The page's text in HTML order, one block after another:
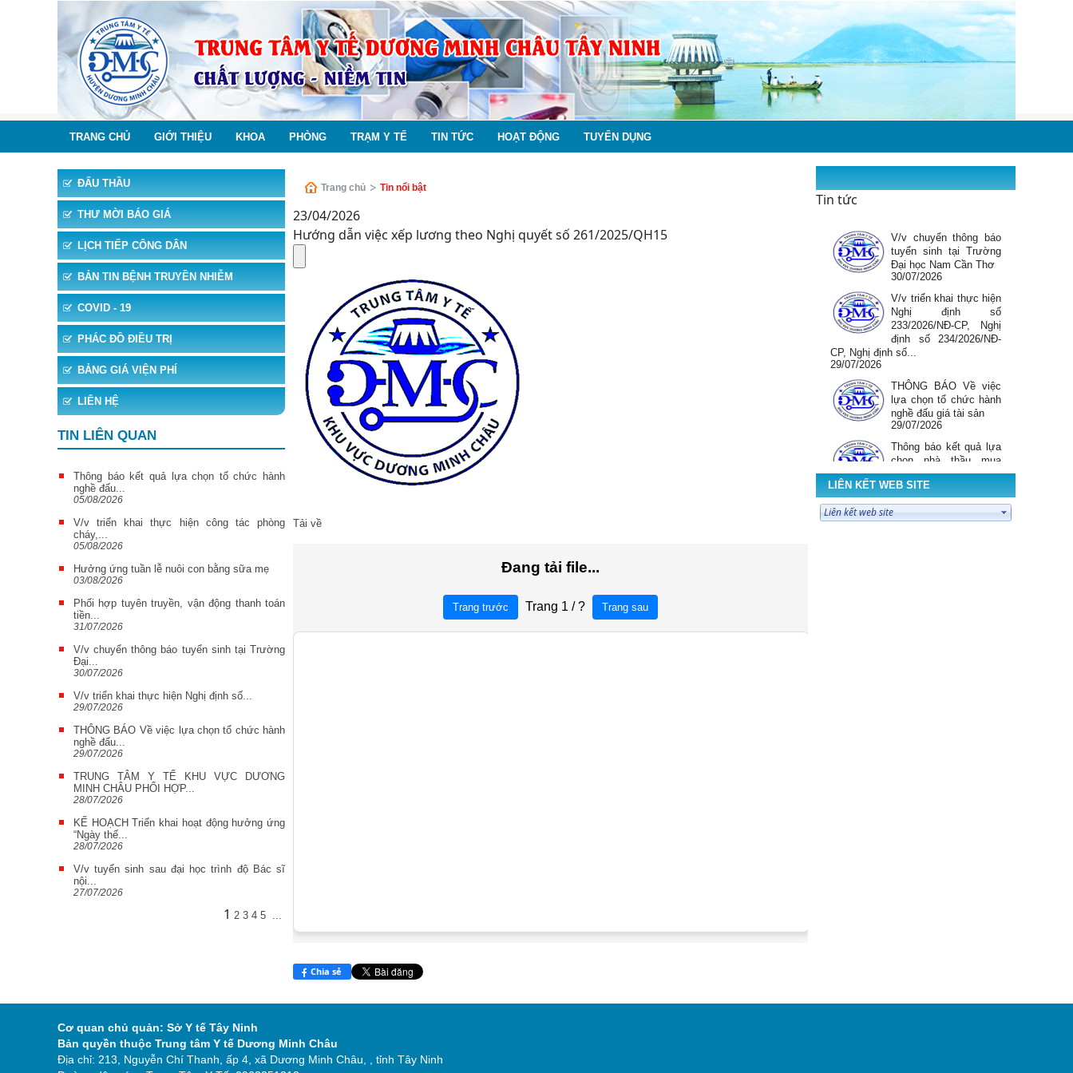
TRANG CHỦ GIỚI THIỆU KHOA PHÒNG TRẠM Y TẾ TIN TỨC HOẠT ĐỘNG TUYỂN DỤNG
ĐẤU THẦU
THƯ MỜI BÁO GIÁ
LỊCH TIẾP CÔNG DÂN
BẢN TIN BỆNH TRUYỀN NHIỄM
COVID - 19
PHÁC ĐỒ ĐIỀU TRỊ
BẢNG GIÁ VIỆN PHÍ
LIÊN HỆ
TIN LIÊN QUAN
Thông báo kết quả lựa chọn tổ chức hành
nghề đấu...
05/08/2026
V/v triển khai thực hiện công tác phòng
cháy,...
05/08/2026
Hưởng ứng tuần lễ nuôi con bằng sữa mẹ
03/08/2026
Phối hợp tuyên truyền, vận động thanh toán
tiền...
31/07/2026
V/v chuyển thông báo tuyển sinh tại Trường
Đại...
30/07/2026
V/v triển khai thực hiện Nghị định số...
29/07/2026
THÔNG BÁO Về việc lựa chọn tổ chức hành
nghề đấu...
29/07/2026
TRUNG TÂM Y TẾ KHU VỰC DƯƠNG
MINH CHÂU PHỐI HỢP...
28/07/2026
KẾ HOẠCH Triển khai hoạt động hưởng ứng
“Ngày thế...
28/07/2026
V/v tuyển sinh sau đại học trình độ Bác sĩ
nội...
27/07/2026
1 2 3 4 5 ...
Trang chủ Tin nổi bật
23/04/2026
Hướng dẫn việc xếp lương theo Nghị quyết số 261/2025/QH15
Tải về
Chia sẻ
Tin tức
Hưởng ứng tuần lễ
nuôi con bằng sữa mẹ
03/08/2026
nghiệm sinh hóa tự
Phối hợp tuyên truyền,
tiền điện không dùng
V/v chuyển thông báo
tuyển sinh tại Trường
Đại học Nam Cần Thơ
30/07/2026
V/v triển khai thực hiện
Nghị định số
233/2026/NĐ-CP, Nghị
định số 234/2026/NĐ-
CP, Nghị định số...
29/07/2026
THÔNG BÁO Về việc
lựa chọn tổ chức hành
nghề đấu giá tài sản
29/07/2026
Thông báo kết quả lựa
chọn nhà thầu mua
sắm Vật tư y tế, sinh
phẩm xét nghiệm sử
dụng tại TTYT KV...
28/07/2026
LIÊN KẾT WEB SITE
Cơ quan chủ quản: Sở Y tế Tây Ninh
Bản quyền thuộc Trung tâm Y tế Dương Minh Châu
Địa chỉ: 213, Nguyễn Chí Thanh, ấp 4, xã Dương Minh Châu, , tỉnh Tây Ninh